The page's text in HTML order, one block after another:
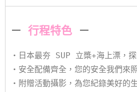
－ 行程特色 －
・日本最夯 SUP 立槳+海上漂，探
・安全配備齊全，您的安全我們來
・附贈活動攝影，為您紀錄美好的